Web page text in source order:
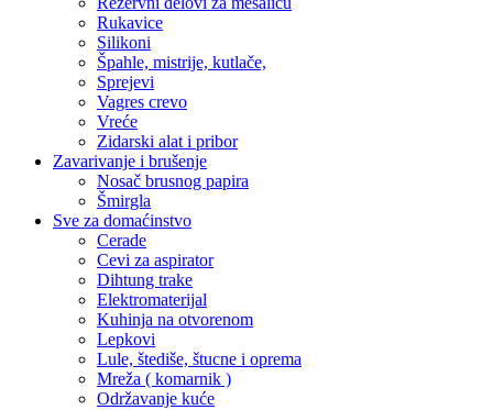
Rukavice
Silikoni
Špahle, mistrije, kutlače,
Sprejevi
Vagres crevo
Vreće
Zidarski alat i pribor
Zavarivanje i brušenje
Nosač brusnog papira
Šmirgla
Sve za domaćinstvo
Cerade
Cevi za aspirator
Dihtung trake
Elektromaterijal
Kuhinja na otvorenom
Lepkovi
Lule, štediše, štucne i oprema
Mreža ( komarnik )
Održavanje kuće